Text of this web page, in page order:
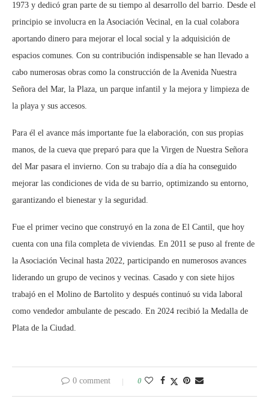
1973 y dedicó gran parte de su tiempo al desarrollo del barrio. Desde el
principio se involucra en la Asociación Vecinal, en la cual colabora
aportando dinero para mejorar el local social y la adquisición de
espacios comunes. Con su contribución indispensable se han llevado a
cabo numerosas obras como la construcción de la Avenida Nuestra
Señora del Mar, la Plaza, un parque infantil y la mejora y limpieza de
la playa y sus accesos.
Para él el avance más importante fue la elaboración, con sus propias
manos, de la cueva que preparó para que la Virgen de Nuestra Señora
del Mar pasara el invierno. Con su trabajo día a día ha conseguido
mejorar las condiciones de vida de su barrio, optimizando su entorno,
garantizando el bienestar y la seguridad.
Fue el primer vecino que construyó en la zona de El Cantil, que hoy
cuenta con una fila completa de viviendas. En 2011 se puso al frente de
la Asociación Vecinal hasta 2022, participando en numerosos avances
liderando un grupo de vecinos y vecinas. Casado y con siete hijos
trabajó en el Molino de Bartolito y después continuó su vida laboral
como vendedor ambulante de pescado. En 2024 recibió la Medalla de
Plata de la Ciudad.
0 comment 0